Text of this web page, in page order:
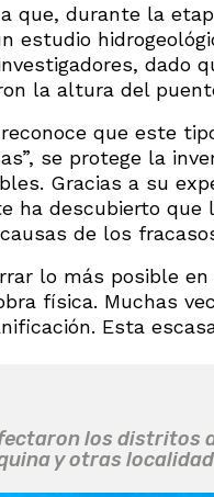
que, durante la
estudio
dado
la altura del
que este
se protege la
Gracias a su
ha descubierto
de los
lo más posible
física. Muchas
Esta
los distritos
y otras